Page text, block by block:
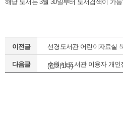
해당 도서는 3월 30일부터 도서검색이 가
이전글 선경도서관 어린이자료실
(정기1차)
다음글 수원시 도서관 이용자 개인